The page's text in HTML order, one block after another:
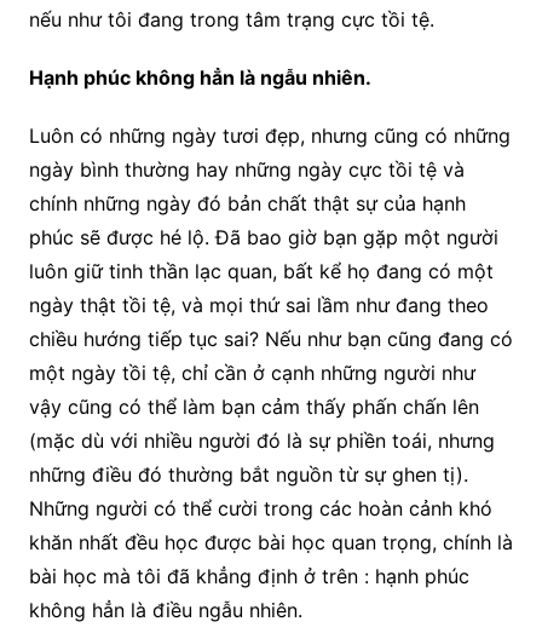
nếu như tôi đang trong tâm trạng cực tồi tệ.
Hạnh phúc không hẳn là ngẫu nhiên.
Luôn có những ngày tươi đẹp, nhưng cũng có những
ngày bình thường hay những ngày cực tồi tệ và
chính những ngày đó bản chất thật sự của hạnh
phúc sẽ được hé lộ. Đã bao giờ bạn gặp một người
luôn giữ tinh thần lạc quan, bất kể họ đang có một
ngày thật tồi tệ, và mọi thứ sai lầm như đang theo
chiều hướng tiếp tục sai? Nếu như bạn cũng đang có
một ngày tồi tệ, chỉ cần ở cạnh những người như
vậy cũng có thể làm bạn cảm thấy phấn chấn lên
(mặc dù với nhiều người đó là sự phiền toái, nhưng
những điều đó thường bắt nguồn từ sự ghen tị).
Những người có thể cười trong các hoàn cảnh khó
khăn nhất đều học được bài học quan trọng, chính là
bài học mà tôi đã khẳng định ở trên : hạnh phúc
không hẳn là điều ngẫu nhiên.